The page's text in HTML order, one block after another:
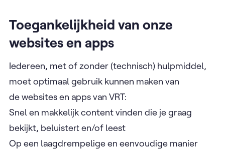
Toegankelijkheid van onze
websites en apps
Iedereen, met of zonder (technisch) hulpmiddel,
moet optimaal gebruik kunnen maken van
de websites en apps van VRT:
Snel en makkelijk content vinden die je graag
bekijkt, beluistert en/of leest
Op een laagdrempelige en eenvoudige manier